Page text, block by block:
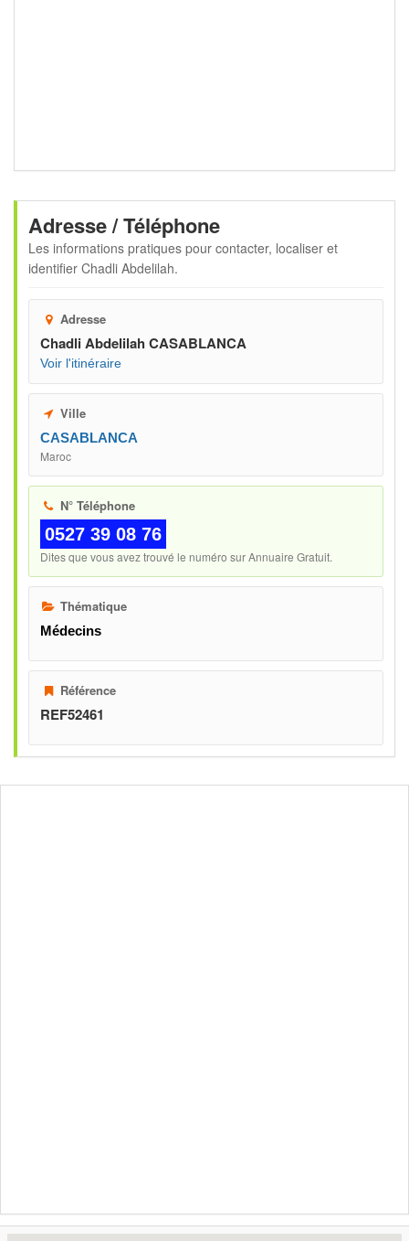
Adresse / Téléphone
Les informations pratiques pour contacter, localiser et
identifier Chadli Abdelilah.
Adresse
Chadli Abdelilah CASABLANCA
Voir l'itinéraire
Ville
CASABLANCA
Maroc
N° Téléphone
0527 39 08 76
Dites que vous avez trouvé le numéro sur Annuaire Gratuit.
Thématique
Médecins
Référence
REF52461